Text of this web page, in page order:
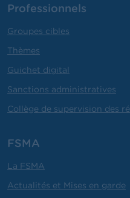
Professionnels
Groupes cibles
Thèmes
Guichet digital
Sanctions administratives
Collège de supervision des
FSMA
La FSMA
Actualités et Mises en garde